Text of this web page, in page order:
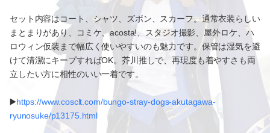
セット内容はコート、シャツ、ズボン、スカーフ。通常衣装らしい
まとまりがあり、コミケ、acosta!、スタジオ撮影、屋外ロケ、ハ
ロウィン仮装まで幅広く使いやすいのも魅力です。保管は湿気を避
けて清潔にキープすればOK。芥川推しで、再現度も着やすさも両
立したい方に相性のいい一着です。
▶️https://www.cosclt.com/bungo-stray-dogs-akutagawa-
ryunosuke/p13175.html